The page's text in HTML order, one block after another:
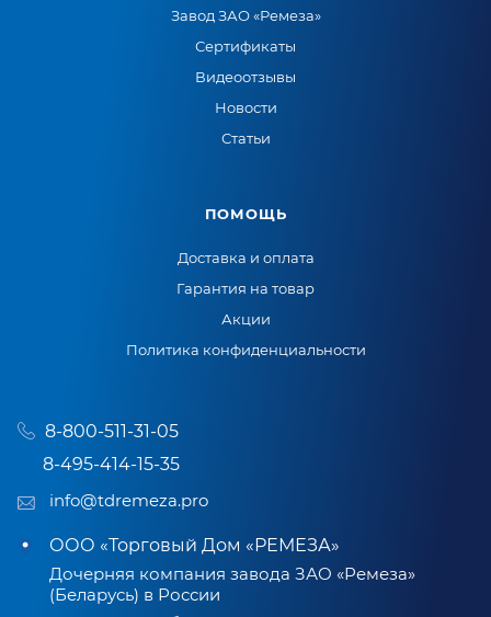
Завод ЗАО «Ремеза»
Сертификаты
Видеоотзывы
Новости
Статьи
ПОМОЩЬ
Доставка и оплата
Гарантия на товар
Акции
Политика конфиденциальности
8-800-511-31-05
8-495-414-15-35
info@tdremeza.pro
ООО «Торговый Дом «РЕМЕЗА»
Дочерняя компания завода ЗАО «Ремеза»
(Беларусь) в России